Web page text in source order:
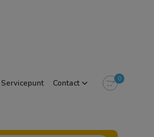
Servicepunt Contact 0